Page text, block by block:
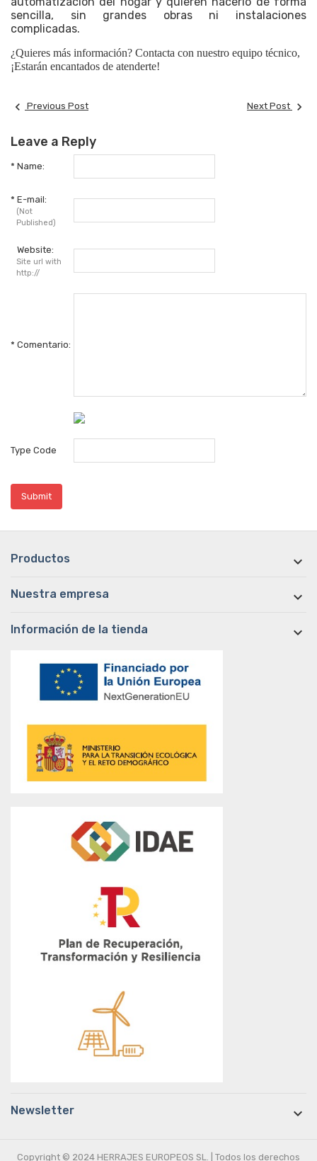
sencilla, sin grandes obras ni instalaciones
complicadas.
¿Quieres más información? Contacta con nuestro equipo técnico,
¡Estarán encantados de atenderte!
 Previous Post Next Post 
Leave a Reply
* Name:
* E-mail:
(Not
Published)
Website:
Site url with
http://
* Comentario:
Type Code
Submit
Productos 
Nuestra empresa 
Información de la tienda 
Newsletter 
Copyright © 2024 HERRAJES EUROPEOS SL. | Todos los derechos